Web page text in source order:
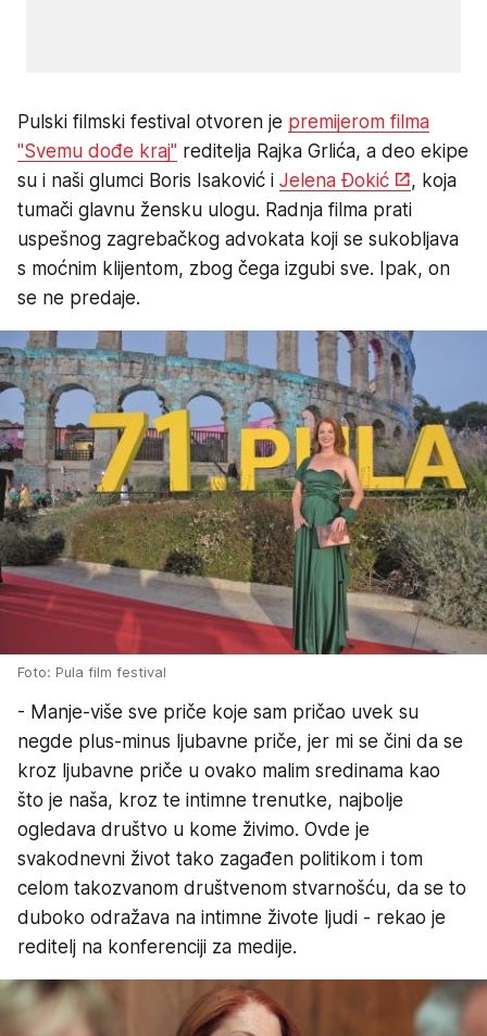
Pulski filmski festival otvoren je premijerom filma
"Svemu dođe kraj" reditelja Rajka Grlića, a deo ekipe
su i naši glumci Boris Isaković i Jelena Đokić
, koja
tumači glavnu žensku ulogu. Radnja filma prati
uspešnog zagrebačkog advokata koji se sukobljava
s moćnim klijentom, zbog čega izgubi sve. Ipak, on
se ne predaje.
Foto: Pula film festival
- Manje-više sve priče koje sam pričao uvek su
negde plus-minus ljubavne priče, jer mi se čini da se
kroz ljubavne priče u ovako malim sredinama kao
što je naša, kroz te intimne trenutke, najbolje
ogledava društvo u kome živimo. Ovde je
svakodnevni život tako zagađen politikom i tom
celom takozvanom društvenom stvarnošću, da se to
duboko odražava na intimne živote ljudi - rekao je
reditelj na konferenciji za medije.